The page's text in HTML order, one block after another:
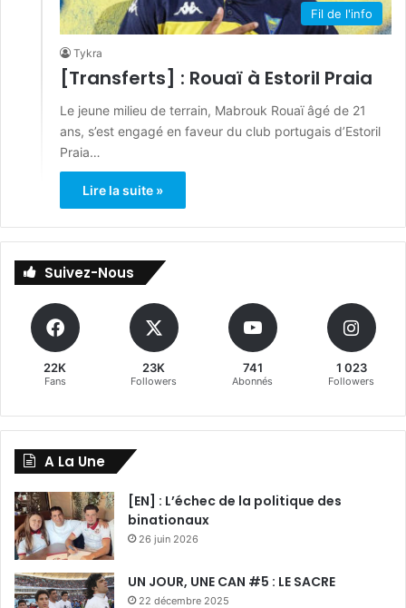
Fil de l'info
Tykra
[Transferts] : Rouaï à Estoril Praia
Le jeune milieu de terrain, Mabrouk Rouaï âgé de 21
ans, s’est engagé en faveur du club portugais d’Estoril
Praia…
Lire la suite »
Suivez-Nous
22K
Fans
23K
Followers
741
Abonnés
1 023
Followers
A La Une
[EN] : L’échec de la politique des
binationaux
26 juin 2026
UN JOUR, UNE CAN #5 : LE SACRE
22 décembre 2025